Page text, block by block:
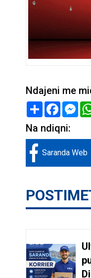
Ndajeni me
Share
Na ndiqni:
Saranda Web